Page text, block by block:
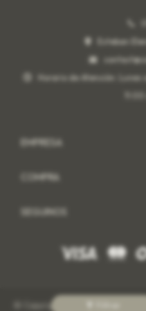
Esteban
Horario de Atención: Lunes
EMPRESA
COMPRA
SEGUINOS